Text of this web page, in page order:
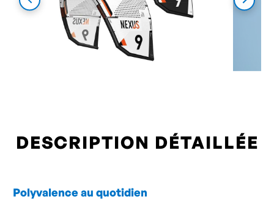
DESCRIPTION DÉTAILLÉE
Polyvalence au quotidien